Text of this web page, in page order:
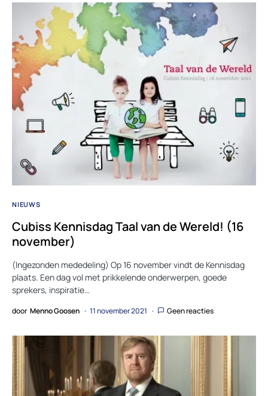
NIEUWS
Cubiss Kennisdag Taal van de Wereld! (16
november)
(Ingezonden mededeling) Op 16 november vindt de Kennisdag
plaats. Een dag vol met prikkelende onderwerpen, goede
sprekers, inspiratie…
door Menno Goosen 11 november 2021 Geen reacties